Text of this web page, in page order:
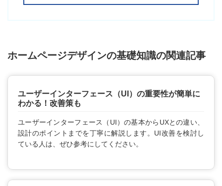
ホームページデザインの基礎知識の関連記事
ユーザーインターフェース（UI）の重要性が簡単に
わかる！改善策も
ユーザーインターフェース（UI）の基本からUXとの違い、
設計のポイントまでを丁寧に解説します。UI改善を検討し
ている人は、ぜひ参考にしてください。